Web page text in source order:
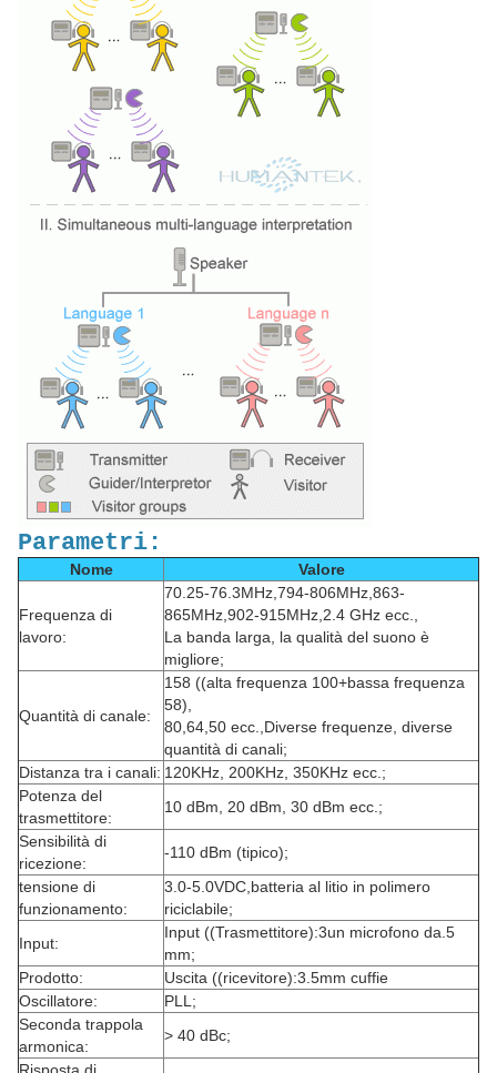
Parametri:
Nome Valore
Frequenza di
lavoro:
70.25-76.3MHz,794-806MHz,863-
865MHz,902-915MHz,2.4 GHz ecc.,
La banda larga, la qualità del suono è
migliore;
Quantità di canale:
158 ((alta frequenza 100+bassa frequenza
58),
80,64,50 ecc.,Diverse frequenze, diverse
quantità di canali;
Distanza tra i canali: 120KHz, 200KHz, 350KHz ecc.;
Potenza del
trasmettitore:
10 dBm, 20 dBm, 30 dBm ecc.;
Sensibilità di
ricezione:
-110 dBm (tipico);
tensione di
funzionamento:
3.0-5.0VDC,batteria al litio in polimero
riciclabile;
Input:
Input ((Trasmettitore):3un microfono da.5
mm;
Prodotto:
Uscita ((ricevitore):3.5mm cuffie
Oscillatore:
PLL;
Seconda trappola
armonica:
> 40 dBc;
Risposta di